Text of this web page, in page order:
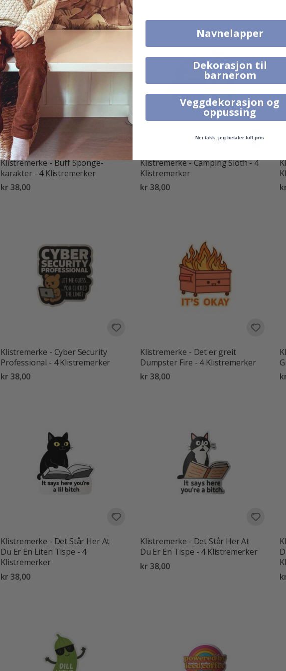
Klistremerke - Buff Sponge-
karakter - 4 Klistremerker
kr 38,00
Klistremerke - Camping Sloth - 4
Klistremerker
kr 38,00
Klistremerke - Cyber Security
Professional - 4 Klistremerker
kr 38,00
Klistremerke - Det er greit
Dumpster Fire - 4 Klistremerker
kr 38,00
Klistremerke - Det Står Her At
Du Er En Liten Tispe - 4
Klistremerker
kr 38,00
Klistremerke - Det Står Her At
Du Er En Tispe - 4 Klistremerker
kr 38,00
Navnelapper
Dekorasjon til
barnerom
Veggdekorasjon og
oppussing
Nei takk, jeg betaler full pris